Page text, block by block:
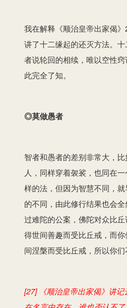
我在解释《顺治皇帝出家偈
讲了十二缘起的还灭方法。
者说轮回的相续，唯以空性
此完全了知。
◎莫做愚者
智者和愚者的差别非常大，
人，同样穿着袈裟，也同在
样的法，但因为智慧不同，
的不同，由此修行结果也会
过难陀的公案，佛陀对众比
得世间善趣而受比丘戒，而
间涅槃而受比丘戒，所以你
[27] 《顺治皇帝出家偈》讲记